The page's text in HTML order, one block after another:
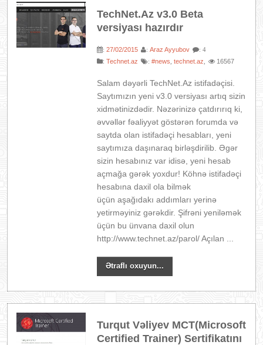
TechNet.Az v3.0 Beta
versiyası hazırdır
:27/02/2015 :Araz Ayyubov : 4
:Technet.az :#news ,technet.az 16567
Salam dəyərli TechNet.Az istifadəçisi.
Saytımızın yeni v3.0 versiyası artıq sizin
xidmətinizdədir. Nəzərinizə çatdırırıq ki,
əvvəllər fəaliyyət göstərən forumda və
saytda olan istifadəçi hesabları, yeni
saytımıza daşınaraq birləşdirilib. Əgər
sizin hesabınız var idisə, yeni hesab
açmağa gərək yoxdur! Köhnə istifadəçi
hesabına daxil ola bilmək
üçün aşağıdakı addımları yerinə
yetirməyiniz gərəkdir. Şifrəni yeniləmək
üçün bu ünvana daxil olun
http://www.technet.az/parol/ Açılan ...
Ətraflı oxuyun...
Turqut Vəliyev MCT(Microsoft
Certified Trainer) Sertifikatını